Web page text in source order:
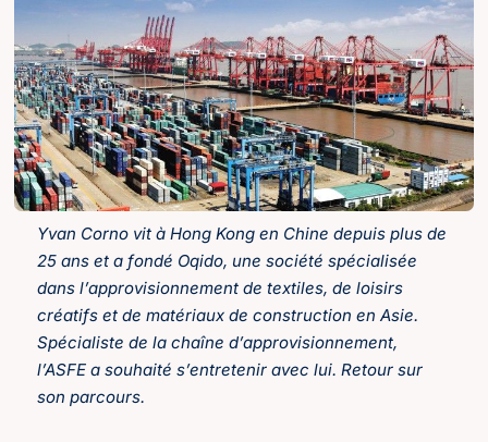
Yvan Corno vit à Hong Kong en Chine depuis plus de
25 ans et a fondé Oqido, une société spécialisée
dans l’approvisionnement de textiles, de loisirs
créatifs et de matériaux de construction en Asie.
Spécialiste de la chaîne d’approvisionnement,
l’ASFE a souhaité s’entretenir avec lui. Retour sur
son parcours.